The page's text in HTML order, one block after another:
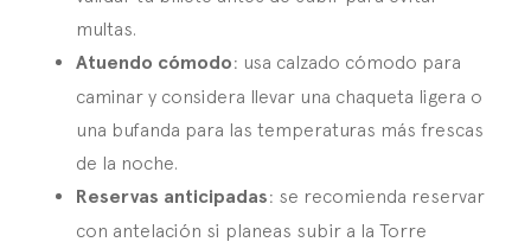
multas.
Atuendo cómodo: usa calzado cómodo para
caminar y considera llevar una chaqueta ligera o
una bufanda para las temperaturas más frescas
de la noche.
Reservas anticipadas: se recomienda reservar
con antelación si planeas subir a la Torre